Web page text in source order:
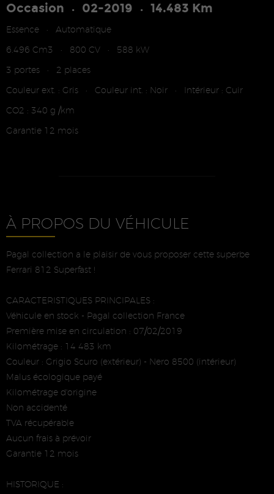
Occasion • 02-2019 • 14.483 Km
Essence • Automatique
6.496 Cm3 • 800 CV • 588 kW
3 portes • 2 places
Couleur ext. : Gris • Couleur int. : Noir • Intérieur : Cuir
CO2 : 340 g /km
Garantie 12 mois
À PROPOS DU VÉHICULE
Pagal collection a le plaisir de vous proposer cette superbe
Ferrari 812 Superfast !
CARACTERISTIQUES PRINCIPALES :
Véhicule en stock - Pagal collection France
Première mise en circulation : 07/02/2019
Kilométrage : 14 483 km
Couleur : Grigio Scuro (extérieur) - Nero 8500 (intérieur)
Malus écologique payé
Kilométrage d'origine
Non accidenté
TVA récupérable
Aucun frais à prévoir
Garantie 12 mois
HISTORIQUE :